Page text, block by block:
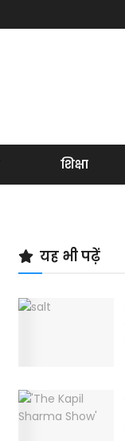
शिक्षा
यह भी पढ़ें